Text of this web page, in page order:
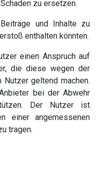
zu ersetzen.
und Inhalte zu
enthalten könnten.
einen Anspruch auf
die diese wegen der
geltend machen.
bei der Abwehr
Der Nutzer ist
einer angemessenen
tragen.